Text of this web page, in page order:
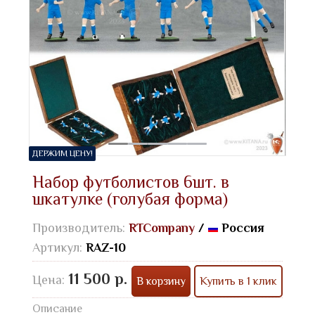
ДЕРЖИМ ЦЕНУ!
Набор футболистов 6шт. в
шкатулке (голубая форма)
Производитель: RTCompany /
Россия
Артикул: RAZ-10
Цена: 11 500 р. В корзину Купить в 1 клик
Описание